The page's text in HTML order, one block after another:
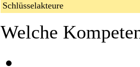
Schlüsselakteure
Welche